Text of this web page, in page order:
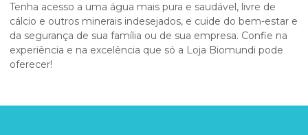
Tenha acesso a uma água mais pura e saudável, livre de
cálcio e outros minerais indesejados, e cuide do bem-estar e
da segurança de sua família ou de sua empresa. Confie na
experiência e na excelência que só a Loja Biomundi pode
oferecer!